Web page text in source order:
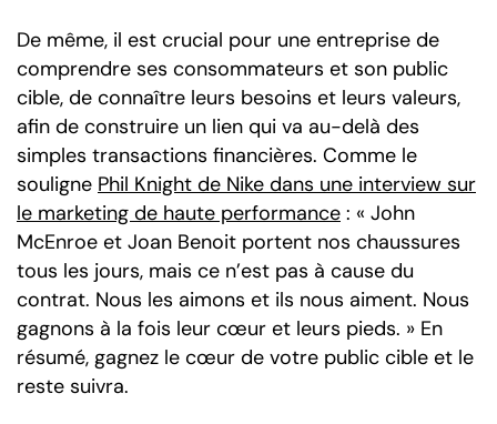
De même, il est crucial pour une entreprise de
comprendre ses consommateurs et son public
cible, de connaître leurs besoins et leurs valeurs,
afin de construire un lien qui va au-delà des
simples transactions financières. Comme le
souligne Phil Knight de Nike dans une interview sur
le marketing de haute performance : « John
McEnroe et Joan Benoit portent nos chaussures
tous les jours, mais ce n’est pas à cause du
contrat. Nous les aimons et ils nous aiment. Nous
gagnons à la fois leur cœur et leurs pieds. » En
résumé, gagnez le cœur de votre public cible et le
reste suivra.